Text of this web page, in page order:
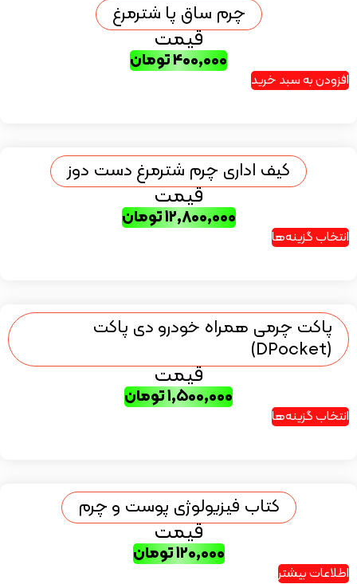
چرم ساق پا شترمرغ
قیمت
۴۰۰,۰۰۰تومان
افزودن به سبد خرید
کیف اداری چرم شترمرغ دست دوز
قیمت
۱۲,۸۰۰,۰۰۰تومان
انتخاب گزینه‌ها
پاکت چرمی همراه خودرو دی پاکت
(DPocket)
قیمت
۱,۵۰۰,۰۰۰تومان
انتخاب گزینه‌ها
کتاب فیزیولوژی پوست و چرم
قیمت
۱۲۰,۰۰۰تومان
اطلاعات بیشتر